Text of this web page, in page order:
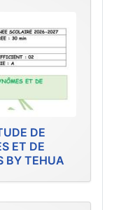
DE
ET DE
BY TEHUA